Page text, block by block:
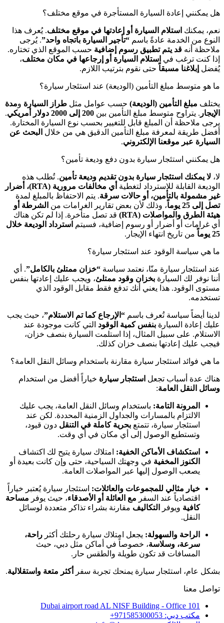
هل يمكنني إعادة السيارة المستأجرة في موقع مختلف؟
نعم، يمكنك استلام السيارة أو إعادتها في موقع مختلف. يُعرف هذا
النوع من الخدمة عادةً باسم “تأجير السيارة باتجاه واحد”. يُرجى
ملاحظة أنه قد يتم تطبيق رسوم إضافية حسب الموقع الذي تختاره.
إذا كنت ترغب في استلام السيارة أو إرجاعها في مكان مختلف،
يُفضل إبلاغنا مسبقاً حتى نقوم بترتيب اللازم.
ما هو متوسط مبلغ التأمين (الوديعة) عند استئجار سيارة؟
يختلف مبلغ التأمين (الوديعة) حسب عوامل مثل طراز السيارة ومدة
الإيجار . يتراوح متوسط مبلغ التأمين بين 200 إلى 2000 دولار أمريكي
.
يرجى ملاحظة أن المبلغ قابل للتغيير بحسب نوع السيارة المختارة.
أفضل طريقة لمعرفة مبلغ التأمين الدقيق هي من خلال البحث عن
السيارة عبر موقعنا الإلكتروني.
هل يمكنني استئجار سيارة بدون دفع وديعة تأمين؟
لا، لا يمكنك استئجار سيارة بدون تقديم وديعة تأمين. تُطلب هذه
الوديعة القابلة للاسترداد لتغطية
أي مخالفات مرورية (RTA)، أضرار
غير مشمولة بالتأمين، أو حالات سرقة. يتم الاحتفاظ بالمبلغ لمدة
تصل إلى 25 يوماً
، وذلك لأن بعض تقارير الغرامات من الشرطة أو
هيئة الطرق والمواصلات (RTA)
قد تصل متأخرة. إذا لم تكن هناك
أي غرامات أو أضرار أو رسوم إضافية، فسيتم استرداد الوديعة خلال
25 يوماً
من تاريخ انتهاء الإيجار.
ما هي سياسة الوقود عند استئجار سيارة؟
عند استئجار سيارة منّا، نعتمد سياسة “خزان ممتلئ بالكامل”. أي
أننا نوفر لك السيارة بخزان وقود ممتلئ، ويجب عليك إعادتها بنفس
مستوى الوقود. هذا يعني أنك تدفع فقط مقابل الوقود الذي
تستخدمه.
لدينا أيضاً سياسة تُعرف باسم “الإرجاع كما تم الاستلام”، حيث يجب
عليك إعادة السيارة بنفس كمية الوقود التي كانت موجودة عند
الاستلام. على سبيل المثال، إذا استلمت السيارة بنصف خزان،
فيجب عليك إعادتها بنصف خزان كذلك.
ما هي فوائد استئجار سيارة مقارنة باستخدام وسائل النقل العامة؟
هناك عدة أسباب تجعل استئجار سيارة خياراً أفضل من استخدام
وسائل النقل العامة:
المرونة التامة: باستخدام وسائل النقل العامة، يجب عليك
الالتزام بالمسارات والجداول الزمنية المحددة. لكن عند
استئجار سيارة، تتمتع بحرية كاملة في التنقل دون قيود،
وتستطيع الوصول إلى أي مكان في أي وقت.
استكشاف الأماكن الخفية: امتلاك سيارة يتيح لك اكتشاف
الكنوز المخفية في وجهتك السياحية، حتى وإن كانت بعيدة أو
يصعب الوصول إليها عبر المواصلات العامة.
خيار مثالي للمجموعات والعائلات: استئجار سيارة يُعتبر خياراً
اقتصادياً عند السفر مع العائلة أو الأصدقاء، حيث يوفر مساحة
كافية ويوفر التكاليف مقارنة بشراء تذاكر متعددة لوسائل
النقل.
الراحة والسهولة: يجعل امتلاك سيارة رحلتك أكثر راحة،
سرعة، وسلاسة، خصوصاً في أماكن مثل دبي، حيث
المسافات قد تكون طويلة والطقس حار.
بشكل عام، استئجار سيارة يمنحك تجربة سفر أكثر متعة واستقلالية.
تواصل معنا
Dubai airport road AL NISF Building - Office 101
مكتب دبي: ‎+971585300053